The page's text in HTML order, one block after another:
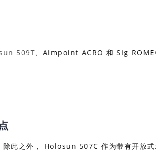
509T 、Aimpoint ACRO 和 Sig
此之外， Holosun 507C 作为带有开放式